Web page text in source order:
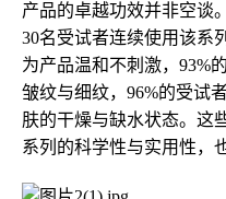
产品的卓越功效并非空谈
30名受试者连续使用该系
为产品温和不刺激，93%
皱纹与细纹，96%的受试
肤的干燥与缺水状态。这
系列的科学性与实用性，